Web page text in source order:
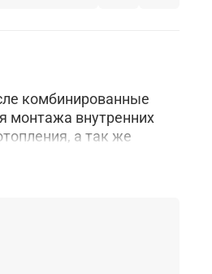
комбинированные
монтажа внутренних
а так же
транспортирующих
и фитингов.